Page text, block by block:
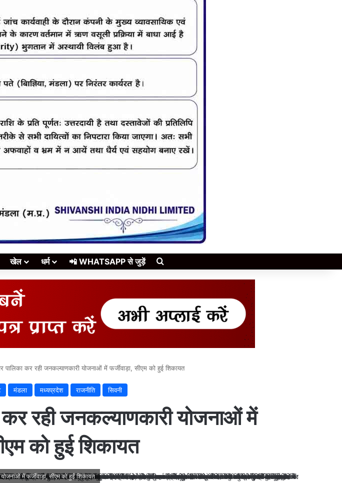
खेल धर्म 📲 WHATSAPP से जुड़ें Search for
पालिका कर रही जनकल्याणकारी योजनाओं में फर्जीवाड़ा, सीएम को हुई शिकायत
मंडला मध्यप्रदेश राजनीति सिवनी
कर रही जनकल्याणकारी योजनाओं में
को हुई शिकायत
में फर्जीवाड़ा, सीएम को हुई शिकायत